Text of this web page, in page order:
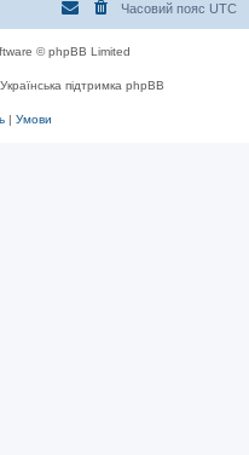
Часовий пояс UTC
© phpBB Limited
Українська підтримка phpBB
| Умови